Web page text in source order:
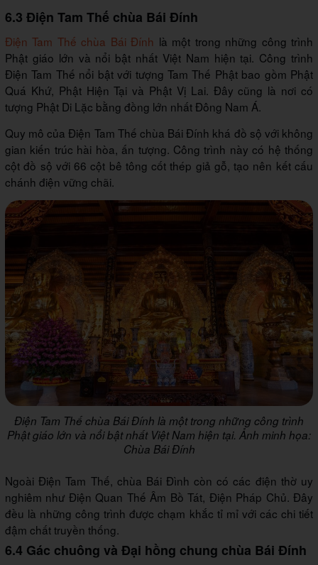
6.3 Điện Tam Thế chùa Bái Đính
Điện Tam Thế chùa Bái Đính là một trong những công trình
Phật giáo lớn và nổi bật nhất Việt Nam hiện tại. Công trình
Điện Tam Thế nổi bật với tượng Tam Thế Phật bao gồm Phật
Quá Khứ, Phật Hiện Tại và Phật Vị Lai. Đây cũng là nơi có
tượng Phật Di Lặc bằng đồng lớn nhất Đông Nam Á.
Quy mô của Điện Tam Thế chùa Bái Đính khá đồ sộ với không
gian kiến trúc hài hòa, ấn tượng. Công trình này có hệ thống
cột đồ sộ với 66 cột bê tông cốt thép giả gỗ, tạo nên kết cấu
chánh điện vững chãi.
Điện Tam Thế chùa Bái Đính là một trong những công trình
Phật giáo lớn và nổi bật nhất Việt Nam hiện tại. Ảnh minh họa:
Chùa Bái Đính
Ngoài Điện Tam Thế, chùa Bái Đình còn có các điện thờ uy
nghiêm như Điện Quan Thế Âm Bồ Tát, Điện Pháp Chủ. Đây
đều là những công trình được chạm khắc tỉ mỉ với các chi tiết
đậm chất truyền thống.
6.4 Gác chuông và Đại hồng chung chùa Bái Đính